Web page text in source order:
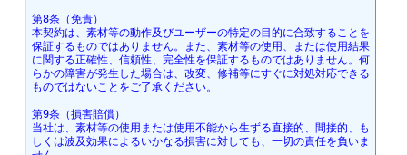
第8条（免責）
本契約は、素材等の動作及びユーザーの特定の目的に合致することを
保証するものではありません。また、素材等の使用、または使用結果
に関する正確性、信頼性、完全性を保証するものではありません。何
らかの障害が発生した場合は、改変、修補等にすぐに対処対応できる
ものではないことをご了承ください。
第9条（損害賠償）
当社は、素材等の使用または使用不能から生ずる直接的、間接的、も
しくは波及効果によるいかなる損害に対しても、一切の責任を負いま